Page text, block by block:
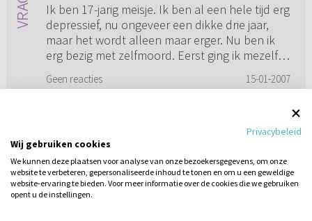
Ik ben 17-jarig meisje. Ik ben al een hele tijd erg
depressief, nu ongeveer een dikke drie jaar,
maar het wordt alleen maar erger. Nu ben ik
erg bezig met zelfmoord. Eerst ging ik mezelf
Geen reacties 15-01-2007
1
Privacybeleid
Wij gebruiken cookies
We kunnen deze plaatsen voor analyse van onze bezoekersgegevens, om onze
website te verbeteren, gepersonaliseerde inhoud te tonen en om u een geweldige
website-ervaring te bieden. Voor meer informatie over de cookies die we gebruiken
opent u de instellingen.